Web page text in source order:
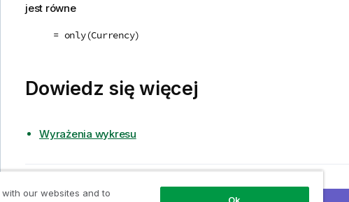
jest równe
= only(Currency)
Dowiedz się więcej
Wyrażenia wykresu
Formuły wyliczane
our websites and to